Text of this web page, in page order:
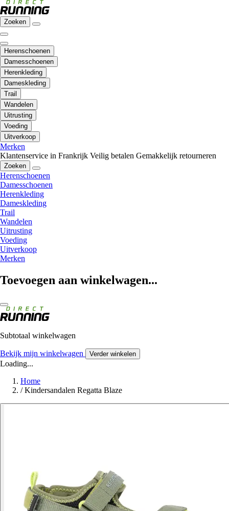
Zoeken
Herenschoenen
Damesschoenen
Herenkleding
Dameskleding
Trail
Wandelen
Uitrusting
Voeding
Uitverkoop
Merken
Klantenservice in Frankrijk Veilig betalen Gemakkelijk retourneren
Zoeken
Herenschoenen
Damesschoenen
Herenkleding
Dameskleding
Trail
Wandelen
Uitrusting
Voeding
Uitverkoop
Merken
Toevoegen aan winkelwagen...
Subtotaal winkelwagen
Bekijk mijn winkelwagen Verder winkelen
Loading...
Home
/ Kindersandalen Regatta Blaze